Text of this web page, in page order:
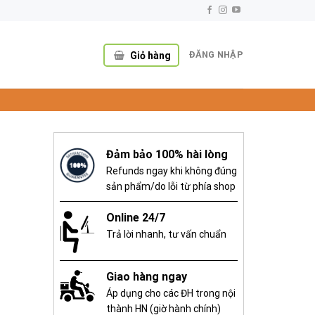
Giỏ hàng ĐĂNG NHẬP
Đảm bảo 100% hài lòng
Refunds ngay khi không đúng
sản phẩm/do lỗi từ phía shop
Online 24/7
Trả lời nhanh, tư vấn chuẩn
Giao hàng ngay
Áp dụng cho các ĐH trong nội
thành HN (giờ hành chính)